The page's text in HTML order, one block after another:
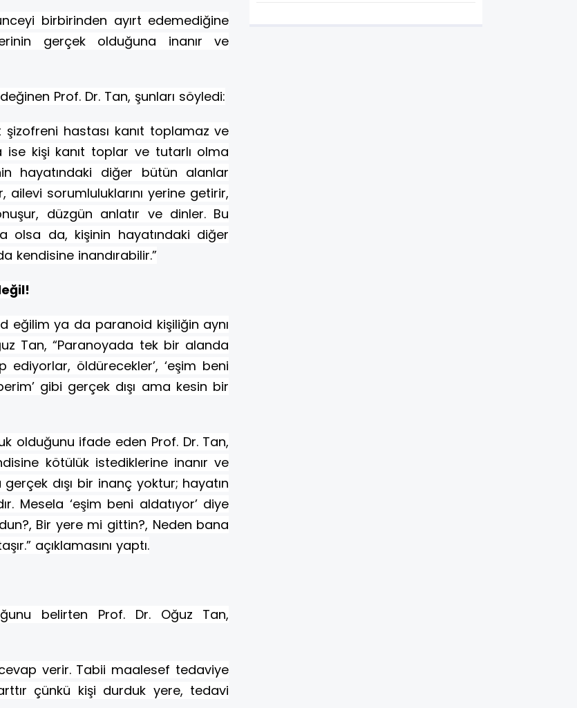
birbirinden ayırt edemediğine
gerçek olduğuna inanır ve
Prof. Dr. Tan, şunları söyledi:
hastası kanıt toplamaz ve
ise kişi kanıt toplar ve tutarlı olma
hayatındaki diğer bütün alanlar
sorumluluklarını yerine getirir,
düzgün anlatır ve dinler. Bu
olsa da, kişinin hayatındaki diğer
kendisine inandırabilir.”
eğilim ya da paranoid kişiliğin aynı
Tan, “Paranoyada tek bir alanda
ediyorlar, öldürecekler’, ‘eşim beni
gibi gerçek dışı ama kesin bir
olduğunu ifade eden Prof. Dr. Tan,
kötülük istediklerine inanır ve
dışı bir inanç yoktur; hayatın
Mesela ‘eşim beni aldatıyor’ diye
Bir yere mi gittin?, Neden bana
açıklamasını yaptı.
belirten Prof. Dr. Oğuz Tan,
verir. Tabii maalesef tedaviye
çünkü kişi durduk yere, tedavi